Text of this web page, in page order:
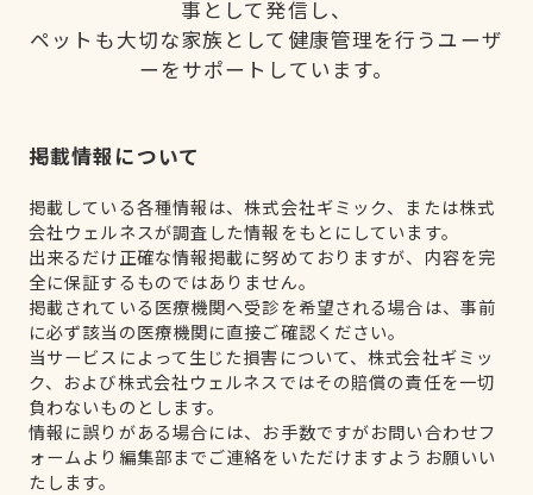
事として発信し、
ペットも大切な家族として健康管理を行うユーザ
ーをサポートしています。
掲載情報について
掲載している各種情報は、株式会社ギミック、または株式
会社ウェルネスが調査した情報をもとにしています。
出来るだけ正確な情報掲載に努めておりますが、内容を完
全に保証するものではありません。
掲載されている医療機関へ受診を希望される場合は、事前
に必ず該当の医療機関に直接ご確認ください。
当サービスによって生じた損害について、株式会社ギミッ
ク、および株式会社ウェルネスではその賠償の責任を一切
負わないものとします。
情報に誤りがある場合には、お手数ですがお問い合わせフ
ォームより編集部までご連絡をいただけますようお願いい
たします。